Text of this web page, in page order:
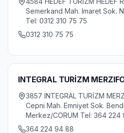
Semerkand Mah. Imaret Sok.
Tel: 0312 310 75 75
0312 310 75 75
INTEGRAL TURİZM
3857 INTEGRAL TURİZM
Cepni Mah. Emniyet Sok.
Merkez/CORUM Tel: 364 224
364 224 94 88